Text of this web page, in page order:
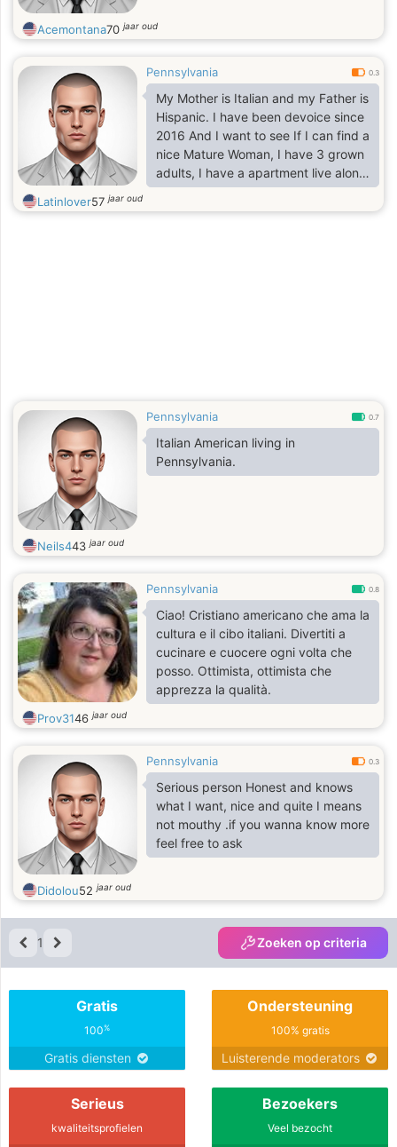
Acemontana70jaar oud
Pennsylvania 0.3
My Mother is Italian and my Father is
Hispanic. I have been devoice since
2016 And I want to see If I can find a
nice Mature Woman, I have 3 grown
adults, I have a apartment live alone
and I'm looking for women over 50
years old. I can't date younger
Latinlover57jaar oud
Pennsylvania 0.7
Italian American living in
Pennsylvania.
Neils443jaar oud
Pennsylvania 0.8
Ciao! Cristiano americano che ama la
cultura e il cibo italiani. Divertiti a
cucinare e cuocere ogni volta che
posso. Ottimista, ottimista che
apprezza la qualità.
Prov3146jaar oud
Pennsylvania 0.3
Serious person Honest and knows
what I want, nice and quite I means
not mouthy .if you wanna know more
feel free to ask
Didolou52jaar oud
1 Zoeken op criteria
Gratis
100%
Gratis diensten
Ondersteuning
100% gratis
Luisterende moderators
Serieus
kwaliteitsprofielen
Bezoekers
Veel bezocht